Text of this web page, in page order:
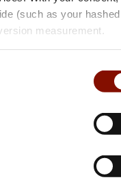
(such as your hashed
measurement.